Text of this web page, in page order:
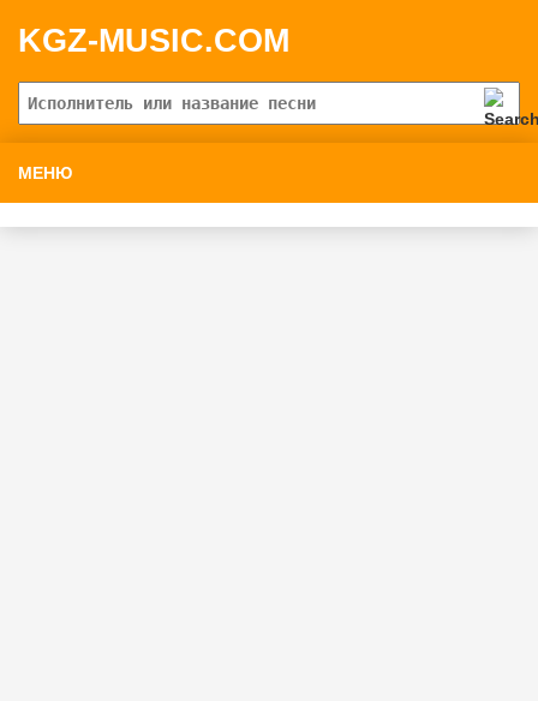
KGZ-MUSIC.COM
МЕНЮ